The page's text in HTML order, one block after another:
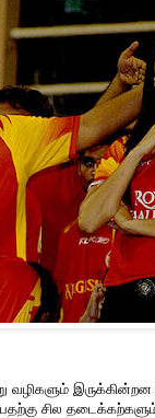
வழிகளும்
சில தடைக்கற்களும்